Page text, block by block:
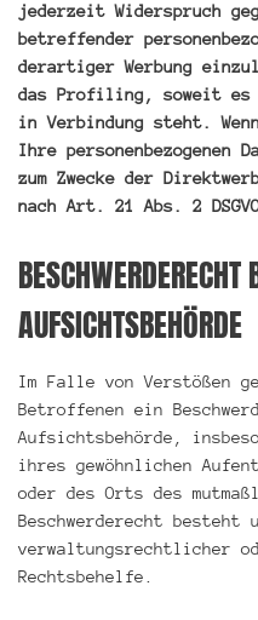
jederzeit Widerspruch
betreffender
derartiger Werbung
das Profiling, soweit es
in Verbindung steht.
Ihre personenbezogenen
zum Zwecke der
nach Art. 21 Abs. 2
AUFSICHTSBEHÖRDE
Im Falle von Verstößen
Betroffenen ein
Aufsichtsbehörde,
ihres gewöhnlichen
oder des Orts des
Beschwerderecht besteht
verwaltungsrechtlicher
Rechtsbehelfe.